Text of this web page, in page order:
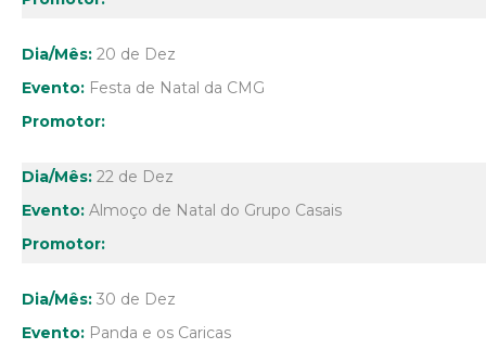
20 de Dez
Festa de Natal da CMG
22 de Dez
Almoço de Natal do Grupo Casais
30 de Dez
Panda e os Caricas